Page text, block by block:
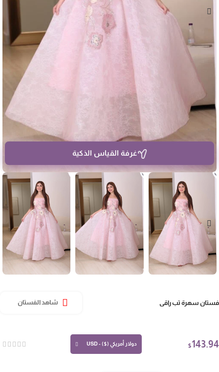
غرفة القياس الذكية
سهرة تب راقي شاهد الفستان
$ دولار أمريكي ($) - USD